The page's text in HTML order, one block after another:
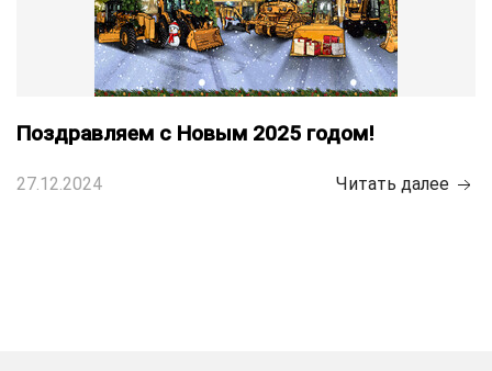
Поздравляем с Новым 2025 годом!
27.12.2024 Читать далее